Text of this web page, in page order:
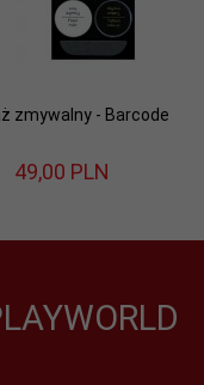
zmywalny - Barcode
49,00 PLN